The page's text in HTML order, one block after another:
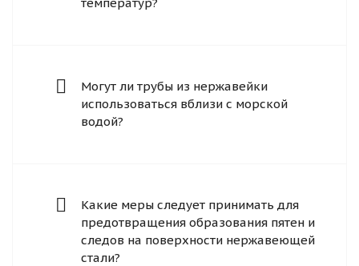
Могут ли трубы из нержавейки
использоваться вблизи с морской
водой?
Какие меры следует принимать для
предотвращения образования пятен и
следов на поверхности нержавеющей
стали?